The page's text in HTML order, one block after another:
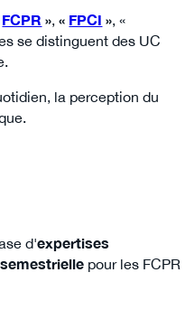
FCPR »,« FPCI », «
se distinguent des UC
la perception du
d'expertises
semestrielle pour les FCPR